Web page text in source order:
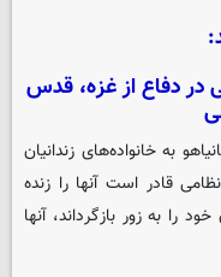
دفاع از غزه، قدس
به خانواده‌های زندانیان
قادر است آنها را زنده
به زور بازگرداند، آنها